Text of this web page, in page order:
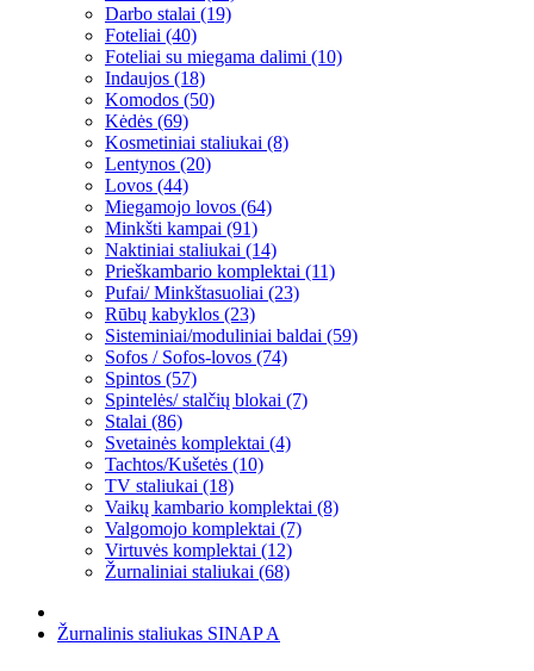
Darbo stalai (19)
Foteliai (40)
Foteliai su miegama dalimi (10)
Indaujos (18)
Komodos (50)
Kėdės (69)
Kosmetiniai staliukai (8)
Lentynos (20)
Lovos (44)
Miegamojo lovos (64)
Minkšti kampai (91)
Naktiniai staliukai (14)
Prieškambario komplektai (11)
Pufai/ Minkštasuoliai (23)
Rūbų kabyklos (23)
Sisteminiai/moduliniai baldai (59)
Sofos / Sofos-lovos (74)
Spintos (57)
Spintelės/ stalčių blokai (7)
Stalai (86)
Svetainės komplektai (4)
Tachtos/Kušetės (10)
TV staliukai (18)
Vaikų kambario komplektai (8)
Valgomojo komplektai (7)
Virtuvės komplektai (12)
Žurnaliniai staliukai (68)
Žurnalinis staliukas SINAP A